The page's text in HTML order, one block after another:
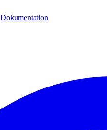
Dokumentation